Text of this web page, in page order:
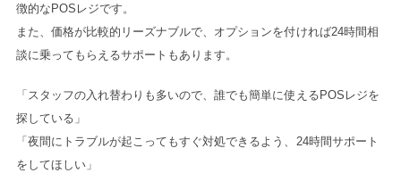
徴的なPOSレジです。
また、価格が比較的リーズナブルで、オプションを付ければ24時間相
談に乗ってもらえるサポートもあります。
「スタッフの入れ替わりも多いので、誰でも簡単に使えるPOSレジを
探している」
「夜間にトラブルが起こってもすぐ対処できるよう、24時間サポート
をしてほしい」